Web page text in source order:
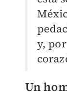
y,
Un